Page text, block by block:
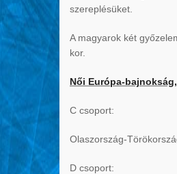
szereplésüket.
A magyarok két
kor.
Női Európa-
C csoport:
Olaszország-
D csoport: